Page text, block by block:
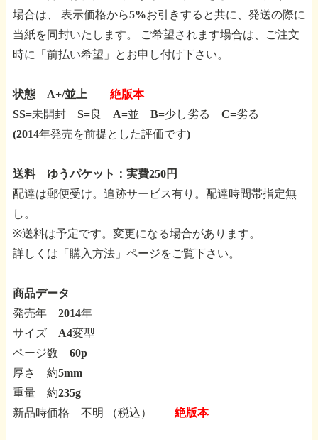
場合は、
表示価格から5%お引きすると共に、発送の際に
当紙を同封いたします。
ご希望されます場合は、ご注文
時に「前払い希望」とお申し付け下さい。
状態 A+/並上
絶版本
SS=未開封 S=良 A=並 B=少し劣る C=劣る
(2014年発売を前提とした評価です)
送料 ゆうパケット：実費250円
配達は郵便受け。追跡サービス有り。配達時間帯指定無
し。
※送料は予定です。変更になる場合があります。
詳しくは「購入方法」ページをご覧下さい。
商品データ
発売年 2014年
サイズ A4変型
ページ数 60p
厚さ 約5mm
重量 約235g
新品時価格 不明 （税込） 絶版本